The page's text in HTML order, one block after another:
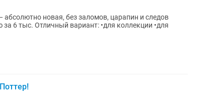
новая, без заломов, царапин и следов
коллекции •для